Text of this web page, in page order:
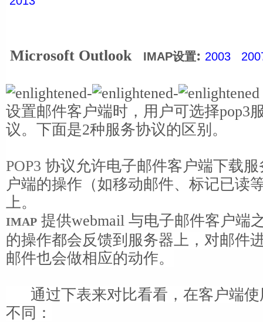
Microsoft Outlook IMAP设置: 2003
-
-
设置邮件客户端时，用户可选择pop3
议。下面是2种服务协议的区别。
POP3 协议允许电子邮件客户端下载
户端的操作（如移动邮件、标记已读
上。
IMAP 提供webmail 与电子邮件客户端
的操作都会反馈到服务器上，对邮件
邮件也会做相应的动作。
通过下表来对比看看，在客户端使
不同：